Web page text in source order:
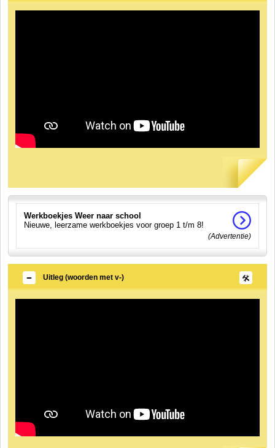
Werkboekjes Weer naar school
Nieuwe, leerzame werkboekjes voor groep 1 t/m 8!
(Advertentie)
Uitleg (woorden met v-)